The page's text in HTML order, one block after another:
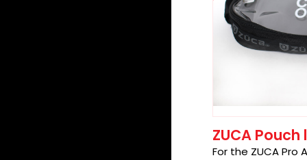
ZUCA Pouch
For the ZUCA Pro